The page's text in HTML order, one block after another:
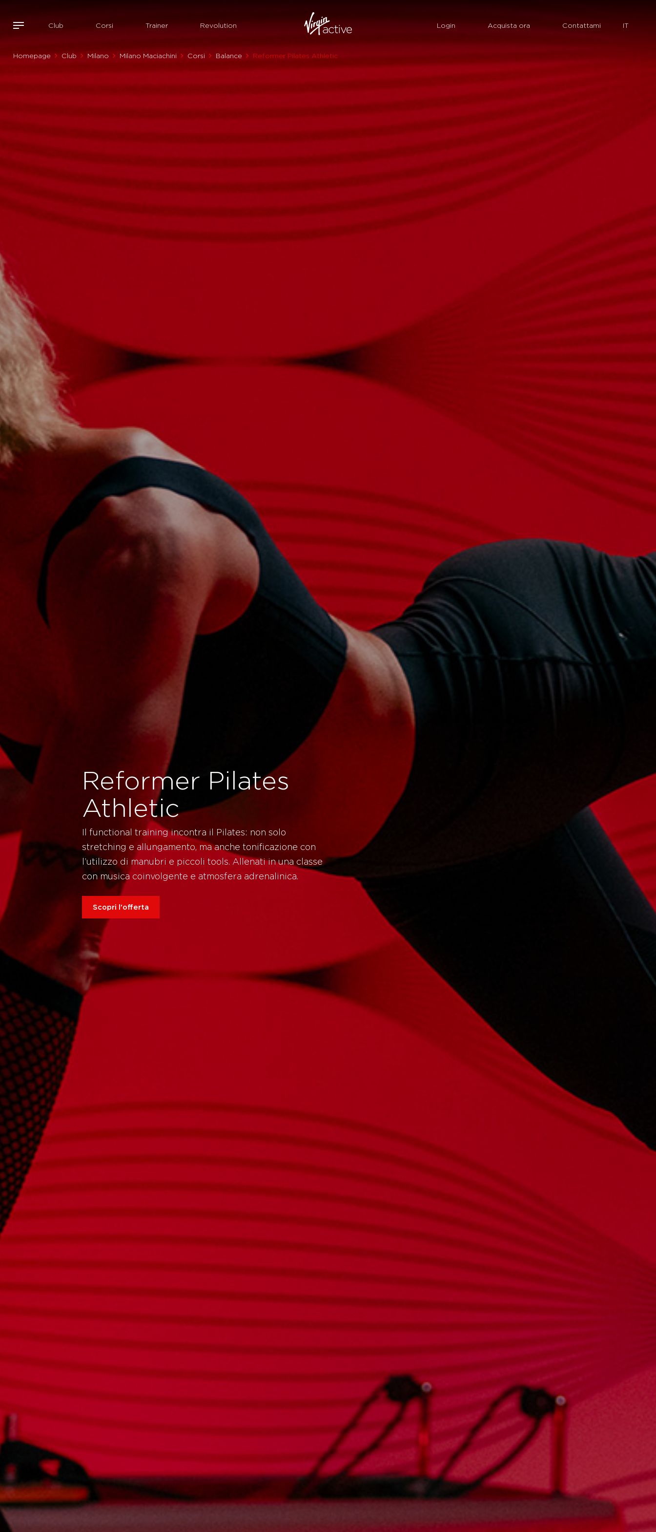
Club Corsi Trainer Revolution Login Acquista ora Contattami
Homepage Club Milano Milano Maciachini Corsi Balance Reformer Pilates Athletic
Reformer Pilates
Athletic
Il functional training incontra il Pilates: non solo
stretching e allungamento, ma anche tonificazione con
l’utilizzo di manubri e piccoli tools. Allenati in una classe
con musica coinvolgente e atmosfera adrenalinica.
Scopri l'offerta